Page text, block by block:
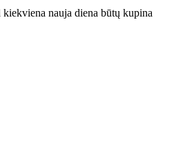
nauja diena būtų kupina